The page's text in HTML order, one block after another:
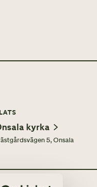
kyrka
5, Onsala